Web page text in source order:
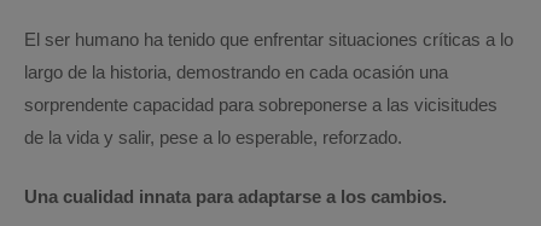
El ser humano ha tenido que enfrentar situaciones críticas a lo
largo de la historia, demostrando en cada ocasión una
sorprendente capacidad para sobreponerse a las vicisitudes
de la vida y salir, pese a lo esperable, reforzado.
Una cualidad innata para adaptarse a los cambios.